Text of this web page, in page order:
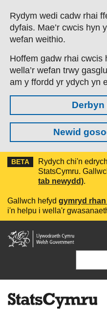
Skip to main content
Rydym wedi cadw rhai
dyfais. Mae’r cwcis hyn
wefan weithio.
Hoffem gadw rhai cwcis
wella’r wefan trwy
am y ffordd yr ydych yn
Newid
BETA
Rydych chi'n
StatsCymru.
tab newydd).
Gallwch hefyd gymryd
i'n helpu i wella'r
Llywodraeth
Cymru